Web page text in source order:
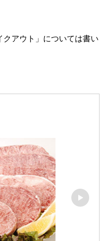
クアウト」については書い